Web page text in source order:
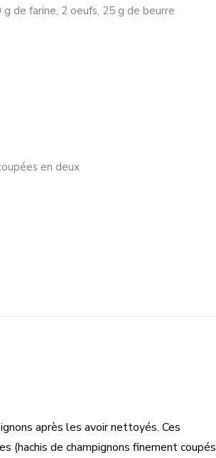
g de farine, 2 oeufs, 25 g de beurre
en deux
après les avoir nettoyés. Ces
(hachis de champignons finement coupés